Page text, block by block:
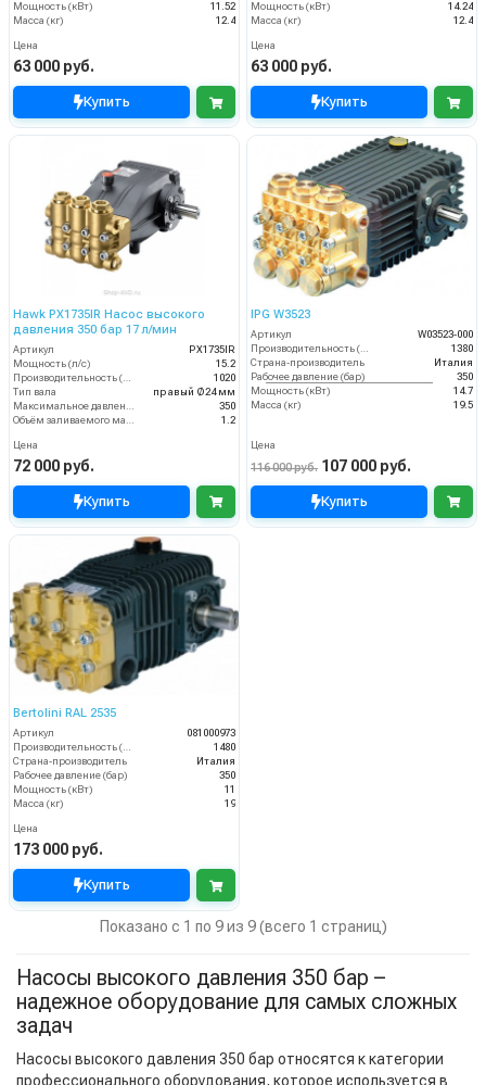
Мощность (кВт)
11.52
Масса (кг)
12.4
Цена
63 000 руб.
Купить
Мощность (кВт)
14.24
Масса (кг)
12.4
Цена
63 000 руб.
Купить
Hawk PX1735IR Насос высокого
давления 350 бар 17 л/мин
Артикул
PX1735IR
Мощность (л/с)
15.2
1020
Тип вала
правый Ø24 мм
350
1.2
Цена
72 000 руб.
Купить
IPG W3523
Артикул
W03523-000
1380
Страна-производитель
Италия
Рабочее давление (бар)
350
Мощность (кВт)
14.7
Масса (кг)
19.5
Цена
116 000 руб. 107 000 руб.
Купить
Bertolini RAL 2535
Артикул
081000973
Производительность (л/ч)
1480
Страна-производитель
Италия
Рабочее давление (бар)
350
Мощность (кВт)
11
Масса (кг)
19
Цена
173 000 руб.
Купить
Показано с 1 по 9 из 9 (всего 1 страниц)
Насосы высокого давления 350 бар –
надежное оборудование для самых сложных
задач
Насосы высокого давления 350 бар относятся к категории
профессионального оборудования, которое используется в